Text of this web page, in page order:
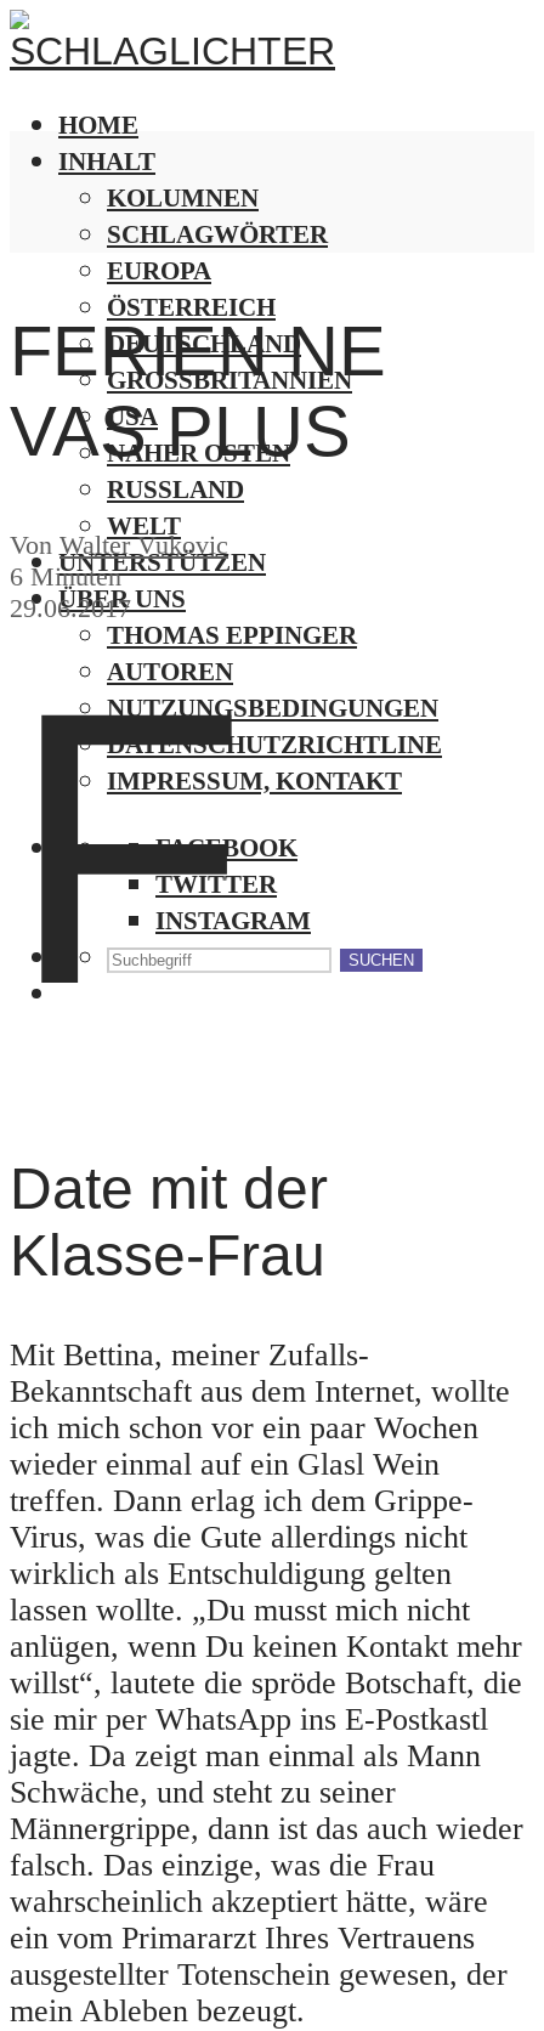
HOME
INHALT
KOLUMNEN
SCHLAGWÖRTER
EUROPA
ÖSTERREICH
DEUTSCHLAND
GROSSBRITANNIEN
USA
NAHER OSTEN
RUSSLAND
WELT
UNTERSTÜTZEN
ÜBER UNS
THOMAS EPPINGER
AUTOREN
NUTZUNGSBEDINGUNGEN
DATENSCHUTZRICHTLINE
IMPRESSUM, KONTAKT
FACEBOOK
TWITTER
INSTAGRAM
SUCHEN
FERIEN NE
VAS PLUS
Von Walter Vukovic
6 Minuten
29.06.2017
F
Date mit der
Klasse-Frau
Mit Bettina, meiner Zufalls-
Bekanntschaft aus dem Internet, wollte
ich mich schon vor ein paar Wochen
wieder einmal auf ein Glasl Wein
treffen. Dann erlag ich dem Grippe-
Virus, was die Gute allerdings nicht
wirklich als Entschuldigung gelten
lassen wollte. „Du musst mich nicht
anlügen, wenn Du keinen Kontakt mehr
willst“, lautete die spröde Botschaft, die
sie mir per WhatsApp ins E-Postkastl
jagte. Da zeigt man einmal als Mann
Schwäche, und steht zu seiner
Männergrippe, dann ist das auch wieder
falsch. Das einzige, was die Frau
wahrscheinlich akzeptiert hätte, wäre
ein vom Primararzt Ihres Vertrauens
ausgestellter Totenschein gewesen, der
mein Ableben bezeugt.